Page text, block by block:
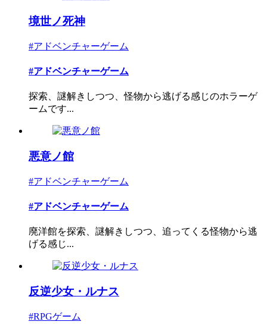
境世ノ死神
#アドベンチャーゲーム
#アドベンチャーゲーム
探索、謎解きしつつ、怪物から逃げる感じのホラーゲ
ームです...
悪意ノ館
#アドベンチャーゲーム
#アドベンチャーゲーム
廃洋館を探索、謎解きしつつ、追ってくる怪物から逃
げる感じ...
反逆少女・ルナス
#RPGゲーム